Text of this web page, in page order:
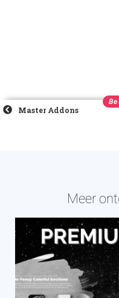
Master Addons
Meer